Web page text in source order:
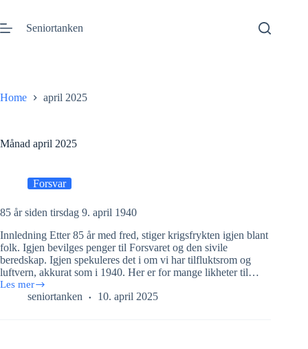
innholdSeniortanken
Home april 2025
Månad april 2025
Forsvar
85 år siden tirsdag 9. april 1940
Innledning Etter 85 år med fred, stiger krigsfrykten igjen blant
folk. Igjen bevilges penger til Forsvaret og den sivile
beredskap. Igjen spekuleres det i om vi har tilfluktsrom og
luftvern, akkurat som i 1940. Her er for mange likheter til…
Les mer
85
seniortanken 10. april 2025